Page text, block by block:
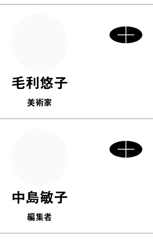
毛利悠子
美術家
中島敏子
編集者